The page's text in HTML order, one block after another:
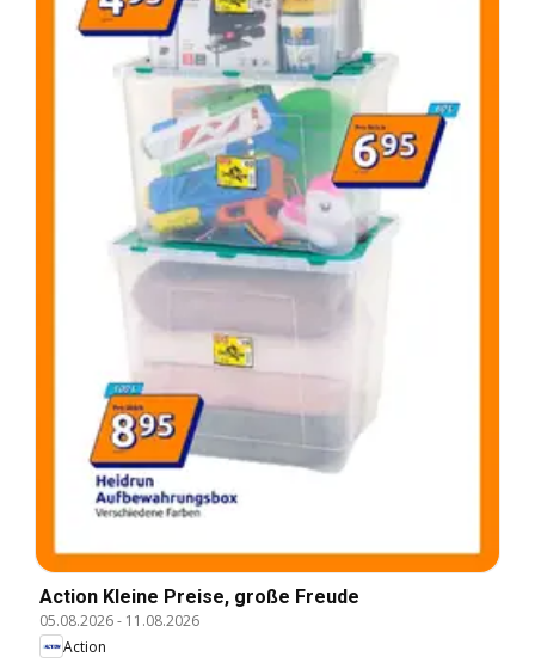
Action Kleine Preise, große Freude
05.08.2026- 11.08.2026
Action